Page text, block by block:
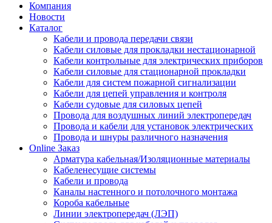
Компания
Новости
Каталог
Кабели и провода передачи связи
Кабели силовые для прокладки нестационарной
Кабели контрольные для электрических приборов
Кабели силовые для стационарной прокладки
Кабели для систем пожарной сигнализации
Кабели для цепей управления и контроля
Кабели судовые для силовых цепей
Провода для воздушных линий электропередач
Провода и кабели для установок электрических
Провода и шнуры различного назначения
Online Заказ
Арматура кабельная/Изоляционные материалы
Кабеленесущие системы
Кабели и провода
Каналы настенного и потолочного монтажа
Короба кабельные
Линии электропередач (ЛЭП)